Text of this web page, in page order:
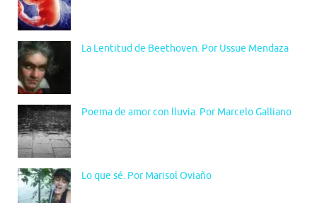
La Lentitud de Beethoven. Por Ussue Mendaza
Poema de amor con lluvia. Por Marcelo Galliano
Lo que sé. Por Marisol Oviaño